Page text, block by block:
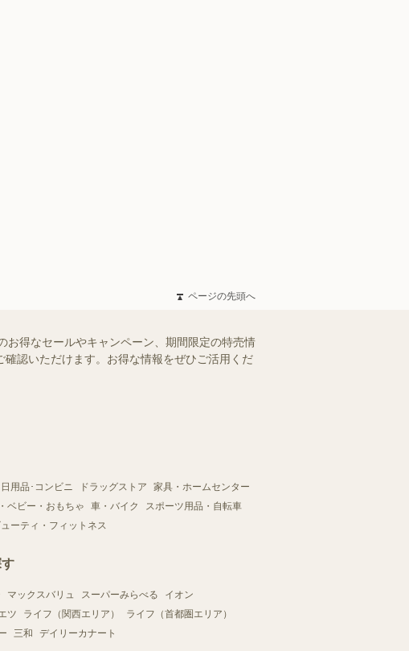
ページの先頭へ
お得なセールやキャンペーン、期間限定の特売情
認いただけます。お得な情報をぜひご活用くだ
用品･コンビニ ドラッグストア
家具・ホームセンター
ベビー・おもちゃ 車・バイク
スポーツ用品・自転車
ーティ・フィットネス
マックスバリュ スーパーみらべる
イオン
ツ ライフ（関西エリア）
ライフ（首都圏エリア）
三和 デイリーカナート